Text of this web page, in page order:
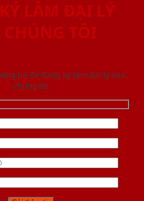
LÀM ĐẠI LÝ
CHÚNG TÔI
tin để đăng ký làm đại lý của
chúng tôi